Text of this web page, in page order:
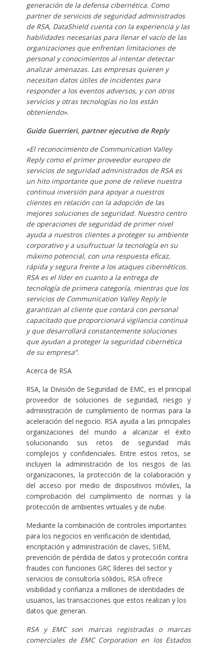
generación de la defensa cibernética. Como
partner de servicios de seguridad administrados
de RSA, DataShield cuenta con la experiencia y las
habilidades necesarias para llenar el vacío de las
organizaciones que enfrentan limitaciones de
personal y conocimientos al intentar detectar
analizar amenazas. Las empresas quieren y
necesitan datos útiles de incidentes para
responder a los eventos adversos, y con otros
servicios y otras tecnologías no los están
obteniendo».
Guido Guerrieri, partner ejecutivo de Reply
«El reconocimiento de Communication Valley
Reply como el primer proveedor europeo de
servicios de seguridad administrados de RSA es
un hito importante que pone de relieve nuestra
continua inversión para apoyar a nuestros
clientes en relación con la adopción de las
mejores soluciones de seguridad. Nuestro centro
de operaciones de seguridad de primer nivel
ayuda a nuestros clientes a proteger su ambiente
corporativo y a usufructuar la tecnología en su
máximo potencial, con una respuesta eficaz,
rápida y segura frente a los ataques cibernéticos.
RSA es el líder en cuanto a la entrega de
tecnología de primera categoría, mientras que los
servicios de Communication Valley Reply le
garantizan al cliente que contará con personal
capacitado que proporcionará vigilancia continua
y que desarrollará constantemente soluciones
que ayudan a proteger la seguridad cibernética
de su empresa”.
Acerca de RSA
RSA, la División de Seguridad de EMC, es el principal
proveedor de soluciones de seguridad, riesgo y
administración de cumplimiento de normas para la
aceleración del negocio. RSA ayuda a las principales
organizaciones del mundo a alcanzar el éxito
solucionando sus retos de seguridad más
complejos y confidenciales. Entre estos retos, se
incluyen la administración de los riesgos de las
organizaciones, la protección de la colaboración y
del acceso por medio de dispositivos móviles, la
comprobación del cumplimiento de normas y la
protección de ambientes virtuales y de nube.
Mediante la combinación de controles importantes
para los negocios en verificación de identidad,
encriptación y administración de claves, SIEM,
prevención de pérdida de datos y protección contra
fraudes con funciones GRC líderes del sector y
servicios de consultoría sólidos, RSA ofrece
visibilidad y confianza a millones de identidades de
usuarios, las transacciones que estos realizan y los
datos que generan.
RSA y EMC son marcas registradas o marcas
comerciales de EMC Corporation en los Estados